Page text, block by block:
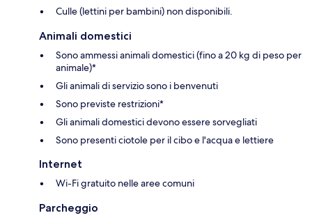
Culle (lettini per bambini) non disponibili.
Animali domestici
Sono ammessi animali domestici (fino a 20 kg di peso per
animale)*
Gli animali di servizio sono i benvenuti
Sono previste restrizioni*
Gli animali domestici devono essere sorvegliati
Sono presenti ciotole per il cibo e l'acqua e lettiere
Internet
Wi-Fi gratuito nelle aree comuni
Parcheggio